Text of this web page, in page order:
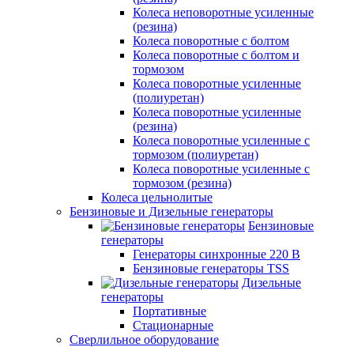
Колеса неповоротные усиленные
(резина)
Колеса поворотные с болтом
Колеса поворотные с болтом и
тормозом
Колеса поворотные усиленные
(полиуретан)
Колеса поворотные усиленные
(резина)
Колеса поворотные усиленные с
тормозом (полиуретан)
Колеса поворотные усиленные с
тормозом (резина)
Колеса цельнолитые
Бензиновые и Дизельные генераторы
Бензиновые
генераторы
Генераторы синхронные 220 В
Бензиновые генераторы TSS
Дизельные
генераторы
Портативные
Стационарные
Сверлильное оборудование